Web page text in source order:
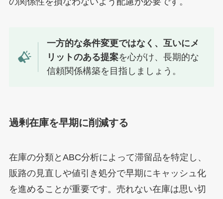
一方的な条件変更ではなく、互いにメ
リットのある提案を心がけ、長期的な
信頼関係構築を目指しましょう。
過剰在庫を早期に削減する
在庫の分類とABC分析によって滞留品を特定し、
販路の見直しや値引き処分で早期にキャッシュ化
を進めることが重要です。売れない在庫は思い切